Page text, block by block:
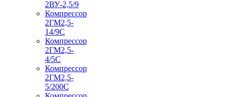
2ВУ-2,5/9
Компрессор
2ГМ2,5-
14/9С
Компрессор
2ГМ2,5-
4/5С
Компрессор
2ГМ2,5-
5/200С